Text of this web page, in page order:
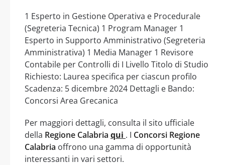
1 Esperto in Gestione Operativa e Procedurale
(Segreteria Tecnica) 1 Program Manager 1
Esperto in Supporto Amministrativo (Segreteria
Amministrativa) 1 Media Manager 1 Revisore
Contabile per Controlli di I Livello Titolo di Studio
Richiesto: Laurea specifica per ciascun profilo
Scadenza: 5 dicembre 2024 Dettagli e Bando:
Concorsi Area Grecanica
Per maggiori dettagli, consulta il sito ufficiale
della Regione Calabria qui . I Concorsi Regione
Calabria offrono una gamma di opportunità
interessanti in vari settori.